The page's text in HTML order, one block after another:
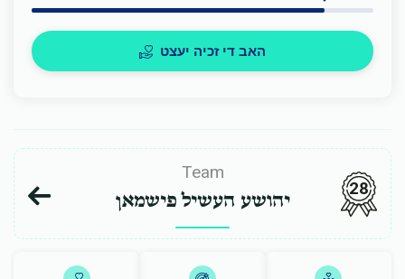
האב די זכיה יעצט
Team
יהושע העשיל פישמאן 28